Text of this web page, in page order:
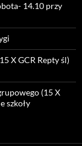
14.10 przy
X GCR Repty śl)
(15 X
szkoły